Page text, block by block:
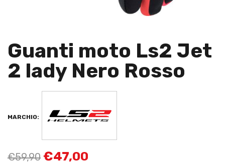
Guanti moto Ls2 Jet
2 lady Nero Rosso
MARCHIO:
€59,90 €47,00